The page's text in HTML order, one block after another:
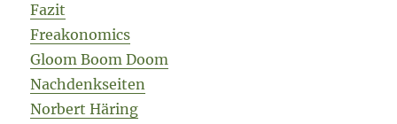
Fazit
Freakonomics
Gloom Boom Doom
Nachdenkseiten
Norbert Häring